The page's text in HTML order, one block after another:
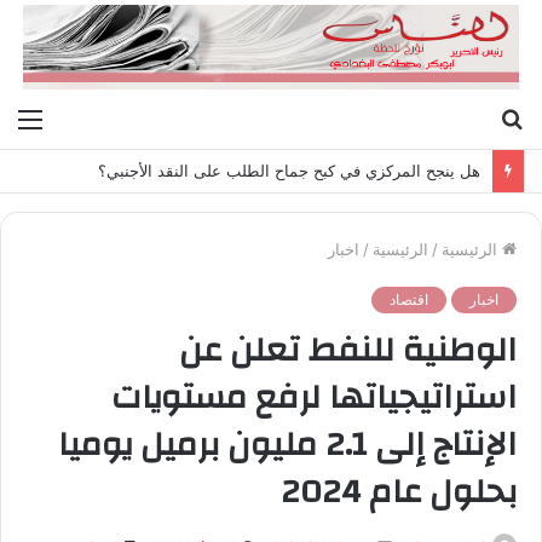
عن
هل ينجح المركزي في كبح جماح الطلب على النقد الأجنبي؟
الرئيسية / الرئيسية / اخبار
اخبار اقتصاد
الوطنية للنفط تعلن عن
استراتيجياتها لرفع مستويات
الإنتاج إلى 2.1 مليون برميل يوميا
بحلول عام 2024